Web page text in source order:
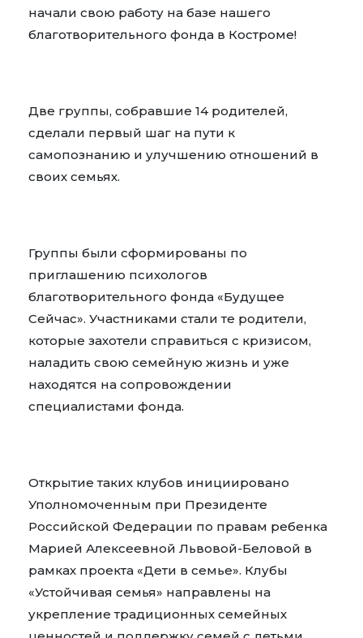
начали свою работу на базе нашего
благотворительного фонда в Костроме!
Две группы, собравшие 14 родителей,
сделали первый шаг на пути к
самопознанию и улучшению отношений в
своих семьях.
Группы были сформированы по
приглашению психологов
благотворительного фонда «Будущее
Сейчас». Участниками стали те родители,
которые захотели справиться с кризисом,
наладить свою семейную жизнь и уже
находятся на сопровождении
специалистами фонда.
Открытие таких клубов инициировано
Уполномоченным при Президенте
Российской Федерации по правам ребенка
Марией Алексеевной Львовой-Беловой в
рамках проекта «Дети в семье». Клубы
«Устойчивая семья» направлены на
укрепление традиционных семейных